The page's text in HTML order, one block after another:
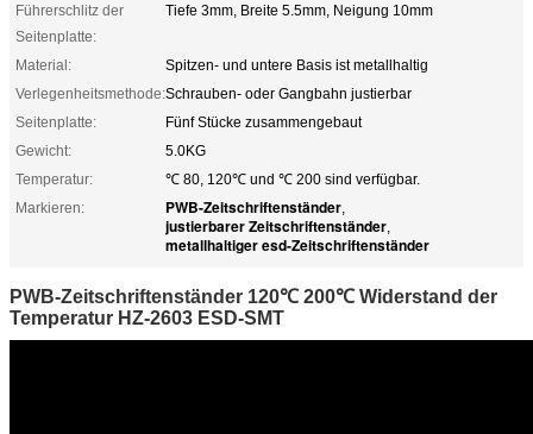
Führerschlitz der
Seitenplatte:
Tiefe 3mm, Breite 5.5mm, Neigung 10mm
Material:
Spitzen- und untere Basis ist metallhaltig
Verlegenheitsmethode:Schrauben- oder Gangbahn justierbar
Seitenplatte:
Fünf Stücke zusammengebaut
Gewicht:
5.0KG
Temperatur:
℃ 80, 120℃ und ℃ 200 sind verfügbar.
Markieren:
PWB-Zeitschriftenständer,
justierbarer Zeitschriftenständer,
metallhaltiger esd-Zeitschriftenständer
PWB-Zeitschriftenständer 120℃ 200℃ Widerstand der
Temperatur HZ-2603 ESD-SMT